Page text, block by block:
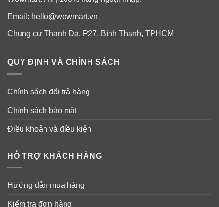
Email: hello@wowmart.vn
Chung cư Thanh Đa, P27, Bình Thạnh, TPHCM
QUY ĐỊNH VÀ CHÍNH SÁCH
Chính sách đổi trả hàng
Chính sách bảo mật
Điều khoản và điều kiện
HỖ TRỢ KHÁCH HÀNG
Hướng dẫn mua hàng
Kiểm tra đơn hàng